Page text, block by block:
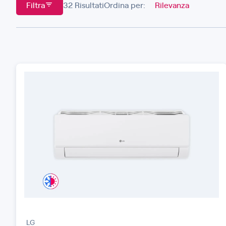
Filtra 32 RisultatiOrdina per:
LG